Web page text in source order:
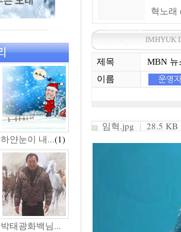
하얀눈이 내...(1)
박태광화백님...
혁노래
IMHYUK
제목
MBN 뉴
이름
임혁.jpg | 28.5